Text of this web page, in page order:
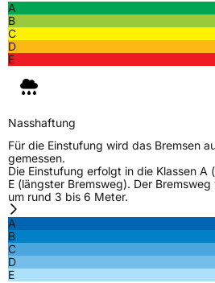
A
B
C
D
E
Nasshaftung
Für die Einstufung wird das Bremsen
gemessen.
Die Einstufung erfolgt in die Klassen A
E (längster Bremsweg). Der
um rund 3 bis 6 Meter.
A
B
C
D
E